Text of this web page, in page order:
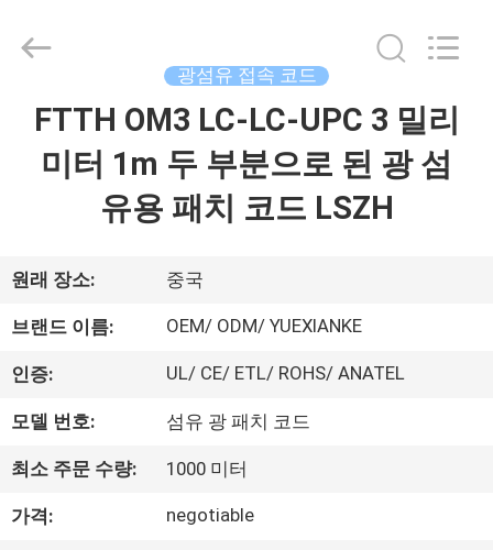
동
영
상
우
리
2026
Guangdong
Reserved.
광섬유 접속 코드
FTTH OM3 LC-LC-UPC 3 밀리
미터 1m 두 부분으로 된 광 섬
유용 패치 코드 LSZH
원래 장소: 중국
브랜드 이름: OEM/ ODM/ YUEXIANKE
인증: UL/ CE/ ETL/ ROHS/ ANATEL
모델 번호: 섬유 광 패치 코드
최소 주문 수량: 1000 미터
가격: negotiable